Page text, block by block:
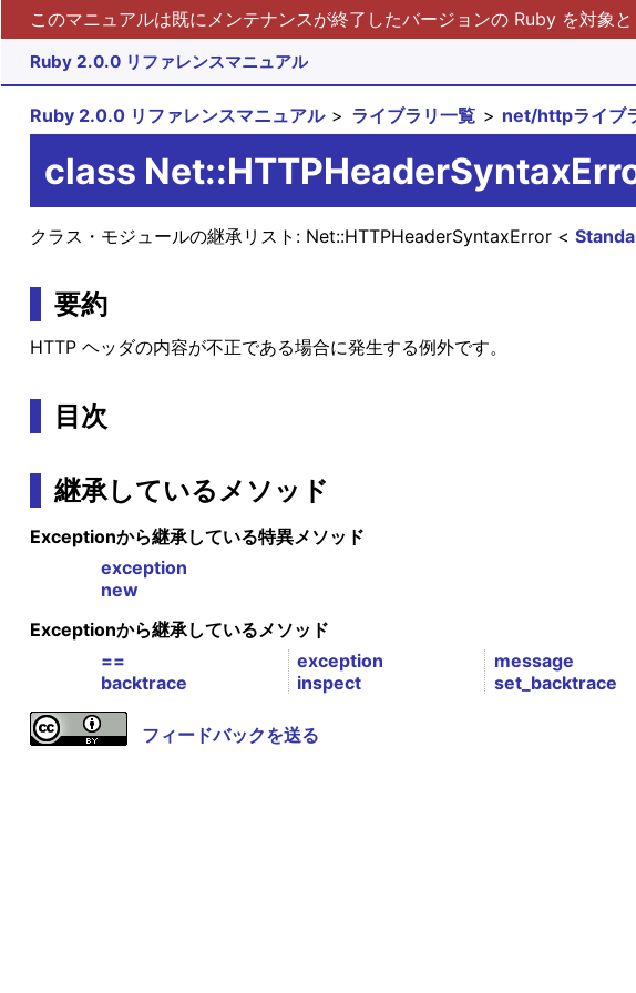
このマニュアルは既にメンテナンスが終了したバージョンの Ruby を対象と
Ruby 2.0.0 リファレンスマニュアル
Ruby 2.0.0 リファレンスマニュアル ライブラリ一覧 net/httpライブ
class
クラス・モジュールの継承リスト: Net::HTTPHeaderSyntaxError
要約
HTTP ヘッダの内容が不正である場合に発生する例外です。
目次
継承しているメソッド
Exceptionから継承している特異メソッド
exception
new
Exceptionから継承しているメソッド
==
backtrace
exception
inspect
message
set_backtrace
フィードバックを送る